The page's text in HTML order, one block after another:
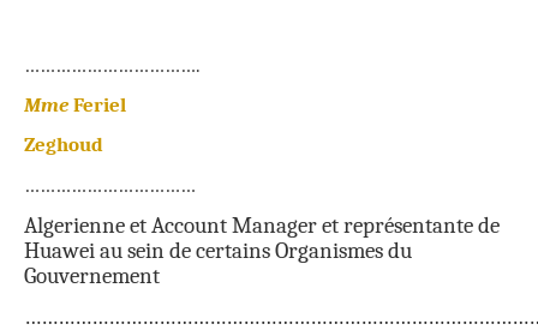
…………………………….
MmeFeriel
Zeghoud
……………………………
Algerienne et Account Manager et représentante de
Huawei au sein de certains Organismes du
Gouvernement